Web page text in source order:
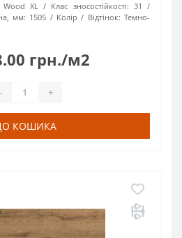
XL Клас зносостійкості: 31
мм: 1505 Колір / Відтінок: Темно-
грн./м2
- +
КОШИКА